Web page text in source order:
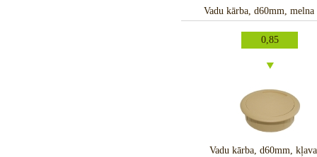
Vadu kārba, d60mm, melna
0,85
Vadu kārba, d60mm,